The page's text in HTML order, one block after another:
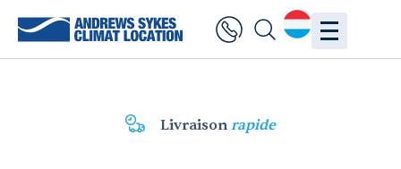
Livraisonrapide